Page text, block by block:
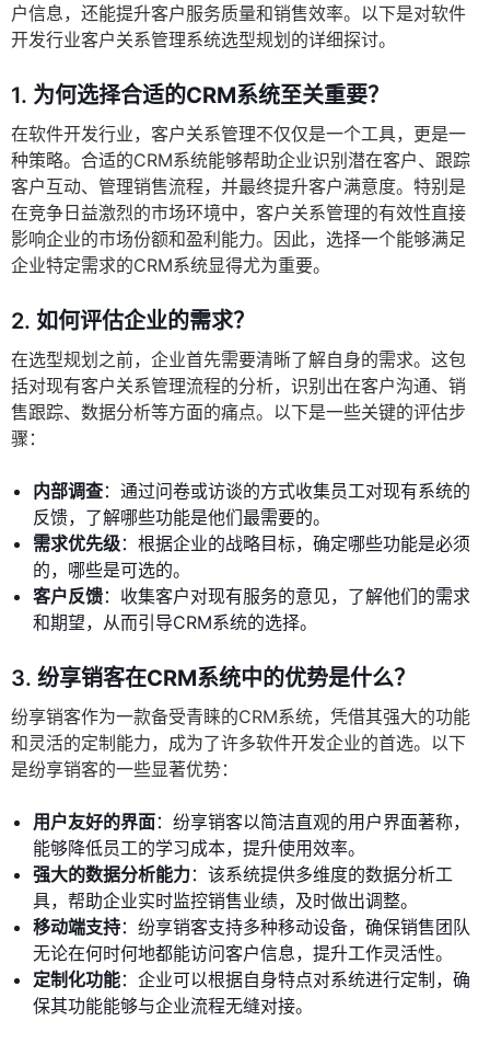
户信息，还能提升客户服务质量和销售效率。以下是对软件
开发行业客户关系管理系统选型规划的详细探讨。
1. 为何选择合适的CRM系统至关重要？
在软件开发行业，客户关系管理不仅仅是一个工具，更是一
种策略。合适的CRM系统能够帮助企业识别潜在客户、跟踪
客户互动、管理销售流程，并最终提升客户满意度。特别是
在竞争日益激烈的市场环境中，客户关系管理的有效性直接
影响企业的市场份额和盈利能力。因此，选择一个能够满足
企业特定需求的CRM系统显得尤为重要。
2. 如何评估企业的需求？
在选型规划之前，企业首先需要清晰了解自身的需求。这包
括对现有客户关系管理流程的分析，识别出在客户沟通、销
售跟踪、数据分析等方面的痛点。以下是一些关键的评估步
骤：
内部调查：通过问卷或访谈的方式收集员工对现有系统的
反馈，了解哪些功能是他们最需要的。
需求优先级：根据企业的战略目标，确定哪些功能是必须
的，哪些是可选的。
客户反馈：收集客户对现有服务的意见，了解他们的需求
和期望，从而引导CRM系统的选择。
3. 纷享销客在CRM系统中的优势是什么？
纷享销客作为一款备受青睐的CRM系统，凭借其强大的功能
和灵活的定制能力，成为了许多软件开发企业的首选。以下
是纷享销客的一些显著优势：
用户友好的界面：纷享销客以简洁直观的用户界面著称，
能够降低员工的学习成本，提升使用效率。
强大的数据分析能力：该系统提供多维度的数据分析工
具，帮助企业实时监控销售业绩，及时做出调整。
移动端支持：纷享销客支持多种移动设备，确保销售团队
无论在何时何地都能访问客户信息，提升工作灵活性。
定制化功能：企业可以根据自身特点对系统进行定制，确
保其功能能够与企业流程无缝对接。